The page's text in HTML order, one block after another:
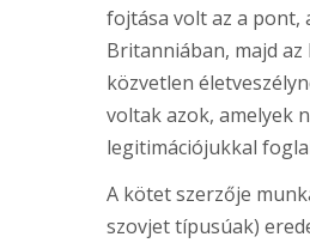
fojtása volt az a pont,
Britanniában, majd
közvetlen
voltak azok, amelyek
legitimációjukkal
A kötet szerzője
szovjet típusúak)